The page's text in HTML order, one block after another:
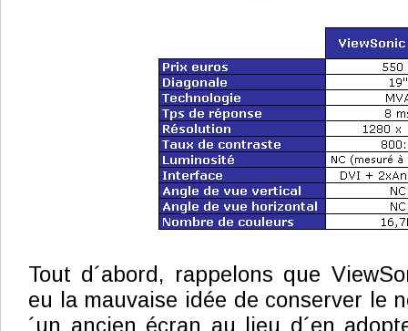
Tout d´abord, rappelons que
eu la mauvaise idée de conserver le
´un ancien écran au lieu d´en